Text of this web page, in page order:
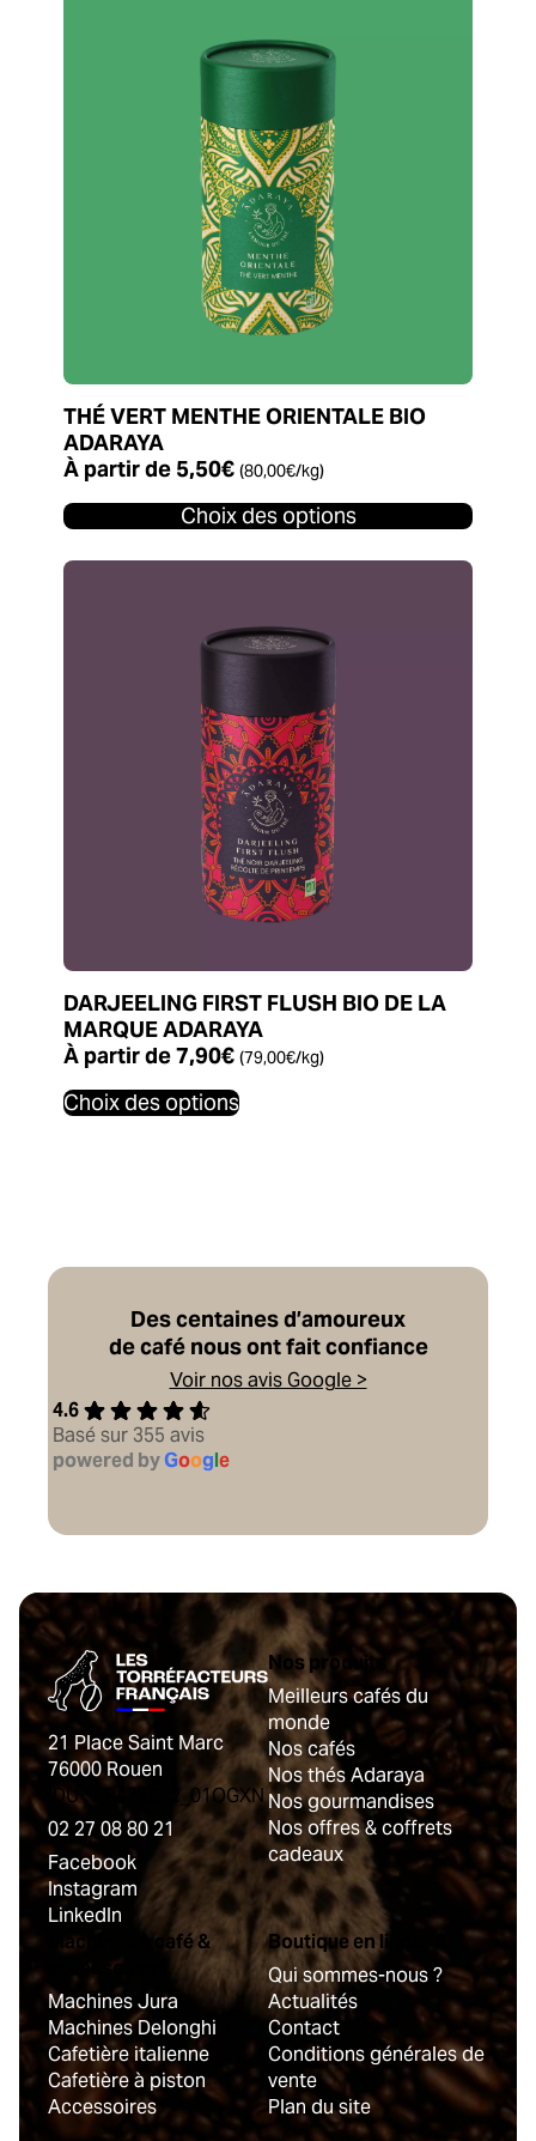
THÉ VERT MENTHE ORIENTALE BIO
ADARAYA
À partir de 5,50€ (80,00€/kg)
Choix des options
DARJEELING FIRST FLUSH BIO DE LA
MARQUE ADARAYA
À partir de7,90€ (79,00€/kg)
Choix des optionsproduit
peuvent
choisies
sur
la
page
Des centaines d’amoureux
de café nous ont fait confiance
Voir nos avis Google >
4.6
Basé sur 355 avis
powered byGoogle
21 Place Saint Marc
76000 Rouen
IDU : FR475642_01OGXN
02 27 08 80 21
Facebook
Instagram
LinkedIn
Nos produits
Meilleurs cafés du
monde
Nos cafés
Nos thés Adaraya
Nos gourmandises
Nos offres & coffrets
cadeaux
Machines à café &
accessoires
Machines Jura
Machines Delonghi
Cafetière italienne
Cafetière à piston
Accessoires
Boutique en ligne
Qui sommes-nous ?
Actualités
Contact
Conditions générales de
vente
Plan du site